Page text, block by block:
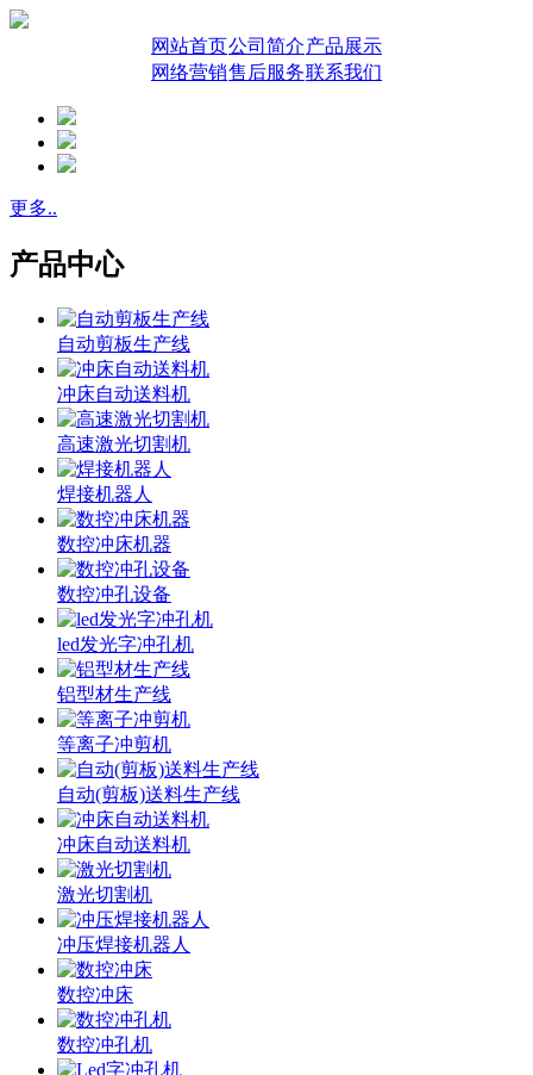
网站首页公司简介产品展示
网络营销售后服务联系我们
更多..
产品中心
自动剪板生产线
冲床自动送料机
高速激光切割机
焊接机器人
数控冲床机器
数控冲孔设备
led发光字冲孔机
铝型材生产线
等离子冲剪机
自动(剪板)送料生产线
冲床自动送料机
激光切割机
冲压焊接机器人
数控冲床
数控冲孔机